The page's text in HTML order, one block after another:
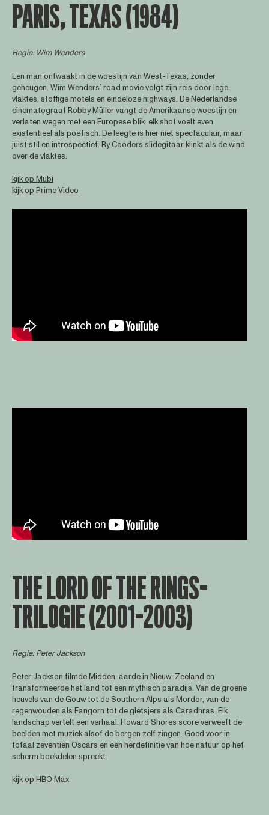
PARIS, TEXAS (1984)
Regie: Wim Wenders
Een man ontwaakt in de woestijn van West-Texas, zonder
geheugen. Wim Wenders’ road movie volgt zijn reis door lege
vlaktes, stoffige motels en eindeloze highways. De Nederlandse
cinematograaf Robby Müller vangt de Amerikaanse woestijn en
verlaten wegen met een Europese blik: elk shot voelt even
existentieel als poëtisch. De leegte is hier niet spectaculair, maar
juist stil en introspectief. Ry Cooders slidegitaar klinkt als de wind
over de vlaktes.
kijk op Mubi
kijk op Prime Video
THE LORD OF THE RINGS-
TRILOGIE (2001-2003)
Regie: Peter Jackson
Peter Jackson filmde Midden-aarde in Nieuw-Zeeland en
transformeerde het land tot een mythisch paradijs. Van de groene
heuvels van de Gouw tot de Southern Alps als Mordor, van de
regenwouden als Fangorn tot de gletsjers als Caradhras. Elk
landschap vertelt een verhaal. Howard Shores score verweeft de
beelden met muziek alsof de bergen zelf zingen. Goed voor in
totaal zeventien Oscars en een herdefinitie van hoe natuur op het
scherm boekdelen spreekt.
kijk op HBO Max